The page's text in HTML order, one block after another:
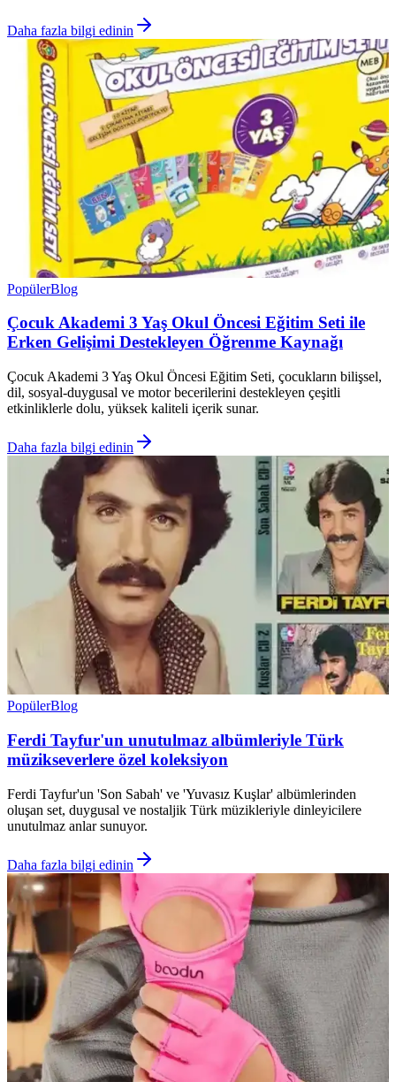
Daha fazla bilgi edinin
PopülerBlog
Çocuk Akademi 3 Yaş Okul Öncesi Eğitim Seti ile
Erken Gelişimi Destekleyen Öğrenme Kaynağı
Çocuk Akademi 3 Yaş Okul Öncesi Eğitim Seti, çocukların bilişsel,
dil, sosyal-duygusal ve motor becerilerini destekleyen çeşitli
etkinliklerle dolu, yüksek kaliteli içerik sunar.
Daha fazla bilgi edinin
PopülerBlog
Ferdi Tayfur'un unutulmaz albümleriyle Türk
müzikseverlere özel koleksiyon
Ferdi Tayfur'un 'Son Sabah' ve 'Yuvasız Kuşlar' albümlerinden
oluşan set, duygusal ve nostaljik Türk müzikleriyle dinleyicilere
unutulmaz anlar sunuyor.
Daha fazla bilgi edinin